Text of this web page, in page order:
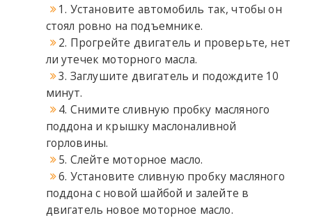
1. Установите автомобиль так, чтобы он
стоял ровно на подъемнике.
2. Прогрейте двигатель и проверьте, нет
ли утечек моторного масла.
3. Заглушите двигатель и подождите 10
минут.
4. Снимите сливную пробку масляного
поддона и крышку маслоналивной
горловины.
5. Слейте моторное масло.
6. Установите сливную пробку масляного
поддона с новой шайбой и залейте в
двигатель новое моторное масло.